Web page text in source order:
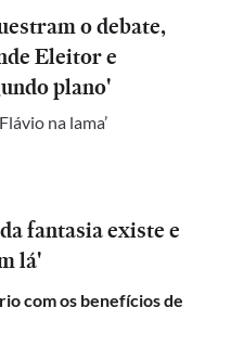
o debate,
Eleitor e
plano'
na lama’
fantasia existe e
lá'
com os benefícios de